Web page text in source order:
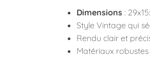
Dimensions :
Style Vintage qui
Rendu clair et
Matériaux